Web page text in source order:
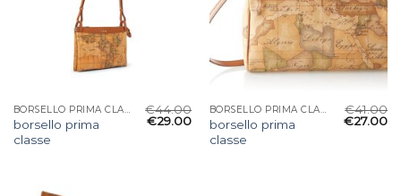
BORSELLO PRIMA CLASSE
borsello prima
classe
€44.00
€29.00
BORSELLO PRIMA CLASSE
borsello prima
classe
€41.00
€27.00